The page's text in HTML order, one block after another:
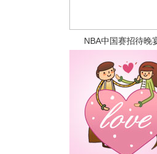
NBA中国赛招待晚宴